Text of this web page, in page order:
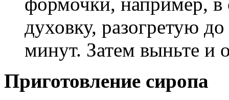
духовку, разогретую
минут. Затем выньте и
Приготовление сиропа